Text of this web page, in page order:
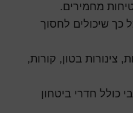
מחמירים.
כך שיכולים לחסוך
צינורות בטון, קורות,
כולל חדרי ביטחון